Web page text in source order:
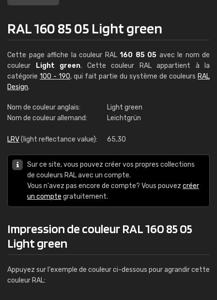
RAL 160 85 05 Light green
Cette page affiche la couleur RAL 160 85 05 avec le nom de
couleur
Light green. Cette couleur RAL appartient à la
catégorie 100 - 190, qui fait partie du système de couleurs RAL
Design.
Nom de couleur anglais:
Light green
Nom de couleur allemand:
Leichtgrün
LRV(light reflectance value): 65,30
Sur ce site, vous pouvez créer vos propres collections
de couleurs RAL avec un compte.
Vous n'avez pas encore de compte? Vous pouvez créer
un compte gratuitement.
Impression de couleur RAL 160 85 05
Light green
Appuyez sur l'exemple de couleur ci-dessous pour agrandir cette
couleur RAL: